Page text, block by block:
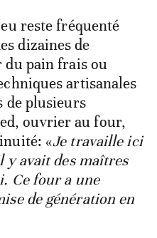
reste fréquenté
dizaines de
du pain frais ou
artisanales
de plusieurs
ouvrier au four,
«Je travaille ici
y avait des maîtres
Ce four a une
de génération en